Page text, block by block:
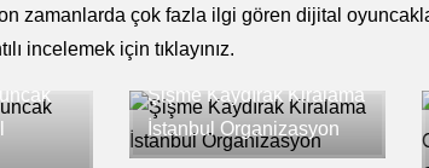
zamanlarda çok fazla ilgi gören dijital
incelemek için tıklayınız.
Şişme Kaydırak Kiralama
İstanbul Organizasyon